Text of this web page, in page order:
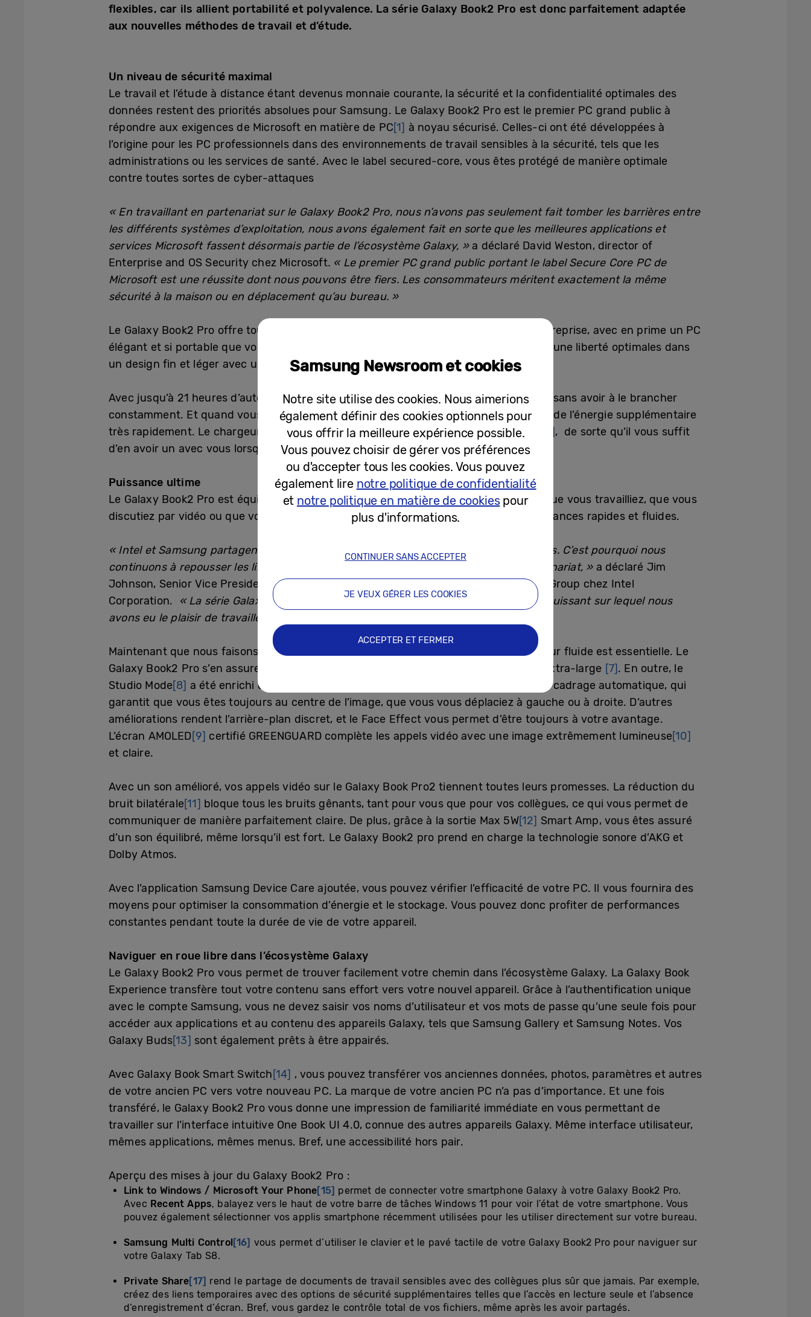
flexibles, car ils allient portabilité et polyvalence. La série Galaxy Book2 Pro est donc parfaitement adaptée
aux nouvelles méthodes de travail et d’étude.
Un niveau de sécurité maximal
Le travail et l’étude à distance étant devenus monnaie courante, la sécurité et la confidentialité optimales des
données restent des priorités absolues pour Samsung. Le Galaxy Book2 Pro est le premier PC grand public à
répondre aux exigences de Microsoft en matière de PC[1] à noyau sécurisé. Celles-ci ont été développées à
l’origine pour les PC professionnels dans des environnements de travail sensibles à la sécurité, tels que les
administrations ou les services de santé. Avec le label secured-core, vous êtes protégé de manière optimale
contre toutes sortes de cyber-attaques
« En travaillant en partenariat sur le Galaxy Book2 Pro, nous n’avons pas seulement fait tomber les barrières entre
les différents systèmes d’exploitation, nous avons également fait en sorte que les meilleures applications et
services Microsoft fassent désormais partie de l’écosystème Galaxy, »a déclaré David Weston, director of
Enterprise and OS Security chez Microsoft. « Le premier PC grand public portant le label Secure Core PC de
Microsoft est une réussite dont nous pouvons être fiers. Les consommateurs méritent exactement la même
sécurité à la maison ou en déplacement qu’au bureau. »
Le Galaxy Book2 Pro offre tous les avantages d’un système de sécurité de niveau entreprise, avec en prime un PC
élégant et si portable que vous pouvez facilement l’emporter partout. Une mobilité et une liberté optimales dans
un design fin et léger avec une connectivité[2]– en Wi-Fi 6E[3].
Avec jusqu’à 21 heures d’autonomie[4], vous pouvez utiliser votre PC toute la journée sans avoir à le brancher
constamment. Et quand vous en avez besoin, le chargeur USB Type-C[5]vous donne de l’énergie supplémentaire
très rapidement. Le chargeur est compatible avec tous les appareils mobiles Galaxy
, de sorte qu’il vous suffit
d’en avoir un avec vous lorsque vous êtes en déplacement.
Puissance ultime
Le Galaxy Book2 Pro est équipé du dernier processeur 12th Gen Intel® Core™. Ainsi, que vous travailliez, que vous
discutiez par vidéo ou que vous jouiez, vous pouvez être sûr de bénéficier de performances rapides et fluides.
« Intel et Samsung partagent une passion commune : donner le meilleur d’eux-mêmes. C’est pourquoi nous
continuons à repousser les limites de ce qui est possible dans le cadre de notre partenariat, » a déclaré Jim
Johnson, Senior Vice President et Interim General Manager de The Client Computing Group chez Intel
Corporation.
« La série Galaxy Book2 Pro est le PC le plus léger, le plus fin et le plus puissant sur lequel nous
avons eu le plaisir de travailler. »
Maintenant que nous faisons des appels vidéo tous les jours, une expérience utilisateur fluide est essentielle. Le
Galaxy Book2 Pro s’en assure avec des webcams FHD 1080p et un champ de vision extra-large [7]. En outre, le
Studio Mode[8] a été enrichi d’un certain nombre de nouvelles fonctions, telles que le cadrage automatique, qui
garantit que vous êtes toujours au centre de l’image, que vous vous déplaciez à gauche ou à droite. D’autres
améliorations rendent l’arrière-plan discret, et le Face Effect vous permet d’être toujours à votre avantage.
L’écran AMOLED[9] certifié GREENGUARD complète les appels vidéo avec une image extrêmement lumineuse[10]
et claire.
Avec un son amélioré, vos appels vidéo sur le Galaxy Book Pro2 tiennent toutes leurs promesses. La réduction du
bruit bilatérale[11] bloque tous les bruits gênants, tant pour vous que pour vos collègues, ce qui vous permet de
communiquer de manière parfaitement claire. De plus, grâce à la sortie Max 5W[12] Smart Amp, vous êtes assuré
d’un son équilibré, même lorsqu’il est fort. Le Galaxy Book2 pro prend en charge la technologie sonore d’AKG et
Dolby Atmos.
Avec l’application Samsung Device Care ajoutée, vous pouvez vérifier l’efficacité de votre PC. Il vous fournira des
moyens pour optimiser la consommation d’énergie et le stockage. Vous pouvez donc profiter de performances
constantes pendant toute la durée de vie de votre appareil.
Naviguer en roue libre dans l’écosystème Galaxy
Le Galaxy Book2 Pro vous permet de trouver facilement votre chemin dans l’écosystème Galaxy. La Galaxy Book
Experience transfère tout votre contenu sans effort vers votre nouvel appareil. Grâce à l’authentification unique
avec le compte Samsung, vous ne devez saisir vos noms d’utilisateur et vos mots de passe qu’une seule fois pour
accéder aux applications et au contenu des appareils Galaxy, tels que Samsung Gallery et Samsung Notes. Vos
Galaxy Buds[13] sont également prêts à être appairés.
Avec Galaxy Book Smart Switch [14] , vous pouvez transférer vos anciennes données, photos, paramètres et autres
de votre ancien PC vers votre nouveau PC. La marque de votre ancien PC n’a pas d’importance. Et une fois
transféré, le Galaxy Book2 Pro vous donne une impression de familiarité immédiate en vous permettant de
travailler sur l’interface intuitive One Book UI 4.0, connue des autres appareils Galaxy. Même interface utilisateur,
mêmes applications, mêmes menus. Bref, une accessibilité hors pair.
Aperçu des mises à jour du Galaxy Book2 Pro :
Link to Windows / Microsoft Your Phone[15] permet de connecter votre smartphone Galaxy à votre Galaxy Book2 Pro.
Avec Recent Apps, balayez vers le haut de votre barre de tâches Windows 11 pour voir l’état de votre smartphone. Vous
pouvez également sélectionner vos applis smartphone récemment utilisées pour les utiliser directement sur votre bureau.
Samsung Multi Control [16] vous permet d’utiliser le clavier et le pavé tactile de votre Galaxy Book2 Pro pour naviguer sur
votre Galaxy Tab S8.
Private Share[17] rend le partage de documents de travail sensibles avec des collègues plus sûr que jamais. Par exemple,
créez des liens temporaires avec des options de sécurité supplémentaires telles que l’accès en lecture seule et l’absence
d’enregistrement d’écran. Bref, vous gardez le contrôle total de vos fichiers, même après les avoir partagés.
Samsung Newsroom et cookies
Notre site utilise des cookies. Nous aimerions
également définir des cookies optionnels pour
vous offrir la meilleure expérience possible.
Vous pouvez choisir de gérer vos préférences
ou d'accepter tous les cookies. Vous pouvez
également lire notre politique de confidentialité
et notre politique en matière de cookiespour
plus d'informations.
CONTINUER SANS ACCEPTER
JE VEUX GÉRER LES COOKIES
ACCEPTER ET FERMER